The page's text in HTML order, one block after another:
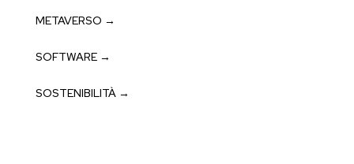
METAVERSO →
SOFTWARE →
SOSTENIBILITÀ →